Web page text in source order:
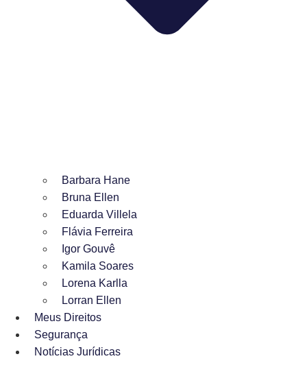
Barbara Hane
Bruna Ellen
Eduarda Villela
Flávia Ferreira
Igor Gouvê
Kamila Soares
Lorena Karlla
Lorran Ellen
Meus Direitos
Segurança
Notícias Jurídicas